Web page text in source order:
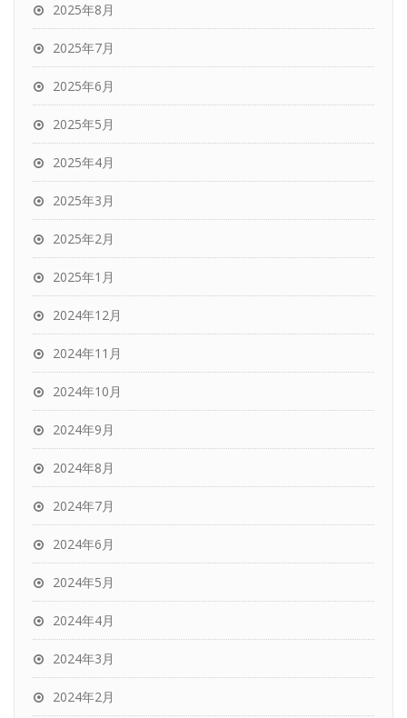
2025年8月
2025年7月
2025年6月
2025年5月
2025年4月
2025年3月
2025年2月
2025年1月
2024年12月
2024年11月
2024年10月
2024年9月
2024年8月
2024年7月
2024年6月
2024年5月
2024年4月
2024年3月
2024年2月